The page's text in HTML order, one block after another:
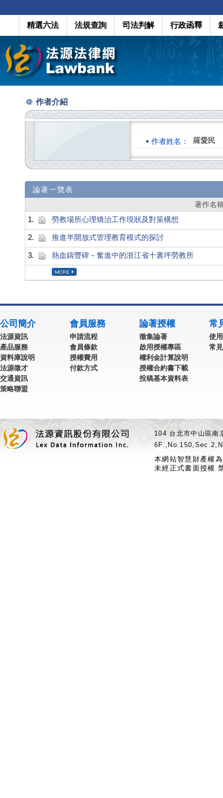
精選六法 法規查詢 司法判解 行政函釋
作者介紹
作者姓名： 羅愛民
論著一覽表
著作名
1.
勞教場所心理矯治工作現狀及對策構想
2. 推進半開放式管理教育模式的探討
3. 熱血鑄豐碑－奮進中的浙江省十裏坪勞教所
公司簡介
法源資訊
產品服務
資料庫說明
法源徵才
交通資訊
策略聯盟
會員服務
申請流程
會員條款
授權費用
付款方式
論著授權
徵集論著
啟用授權專區
權利金計算說明
授權合約書下載
投稿基本資料表
常
使
常
104 台北市中山區
本網站智慧財產權
未經正式書面授權